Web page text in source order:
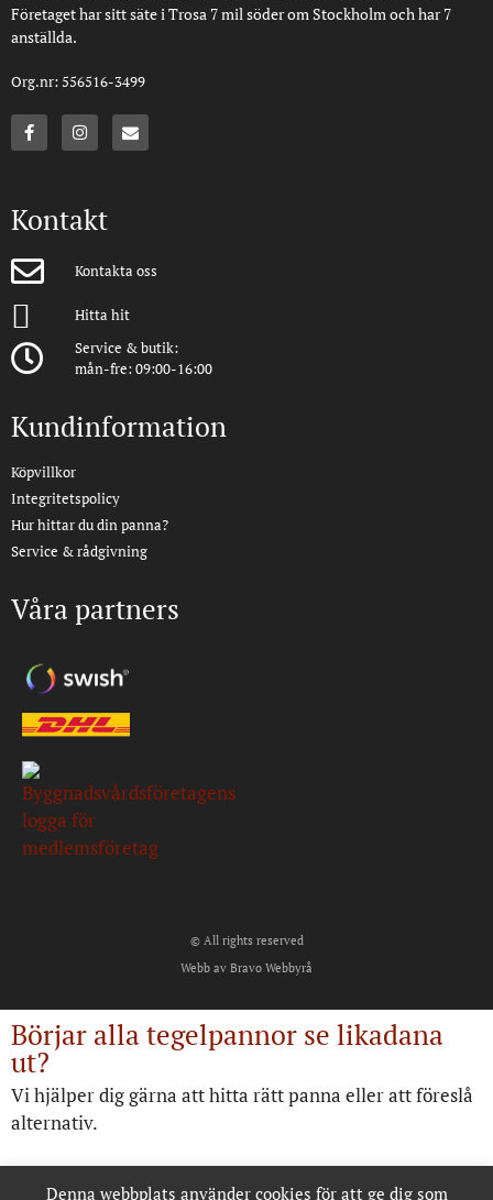
Företaget har sitt säte i Trosa 7 mil söder om Stockholm och har 7
anställda.
Org.nr: 556516-3499
Kontakt
Kontakta oss
Hitta hit
Service & butik:
mån-fre: 09:00-16:00
Kundinformation
Köpvillkor
Integritetspolicy
Hur hittar du din panna?
Service & rådgivning
Våra partners
© All rights reserved
Webb av Bravo Webbyrå
Denna webbplats använder cookies för att ge dig som
Börjar alla tegelpannor se likadana
ut?
Vi hjälper dig gärna att hitta rätt panna eller att föreslå
alternativ.
Kontakta oss